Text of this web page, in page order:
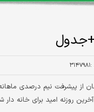
+جدول
:۳۱۴۷۹۸۱
نیم نشان از پیشرفت نیم
روزنه امید برای خانه دار